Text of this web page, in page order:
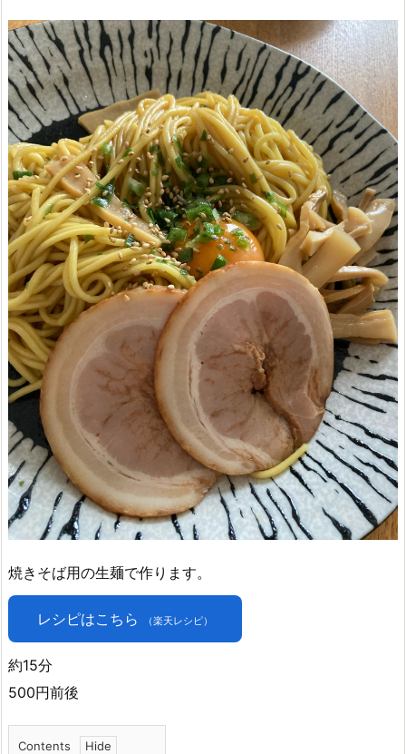
焼きそば用の生麺で作ります。
レシピはこちら （楽天レシピ）
約15分
500円前後
Contents